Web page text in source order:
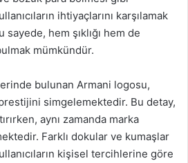
ihtiyaçlarını karşılamak
sayede, hem şıklığı hem de
mümkündür.
bulunan Armani logosu,
simgelemektedir. Bu detay,
aynı zamanda marka
Farklı dokular ve kumaşlar
kişisel tercihlerine göre